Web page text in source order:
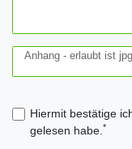
Anhang - erlaubt ist
Hiermit bestätige
gelesen habe. *